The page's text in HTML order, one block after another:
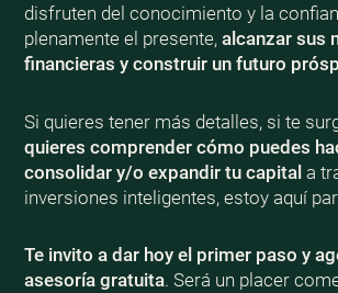
disfruten del conocimiento y la
plenamente el presente, alcanzar sus
financieras y construir un futuro
Si quieres tener más detalles, si te
quieres comprender cómo puedes
consolidar y/o expandir tu capitala
inversiones inteligentes, estoy aquí
Te invito a dar hoy el primer paso y
asesoría gratuita. Será un placer